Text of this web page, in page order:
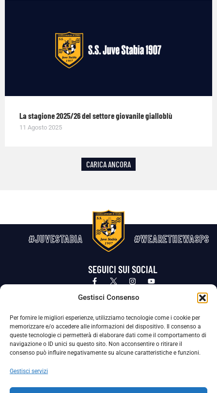
Gestisci Consenso
Per fornire le migliori esperienze, utilizziamo tecnologie come i cookie per
memorizzare e/o accedere alle informazioni del dispositivo. Il consenso a
queste tecnologie ci permetterà di elaborare dati come il comportamento di
navigazione o ID unici su questo sito. Non acconsentire o ritirare il
consenso può influire negativamente su alcune caratteristiche e funzioni.
Gestisci servizi
La stagione 2025/26 del settore giovanile gialloblù
11 Agosto 2025
CARICA ANCORA
#JUVESTABIA #WEARETHEWASPS
SEGUICI SUI SOCIAL
Privacy Policy Cookie Policy
La Società ha nominato il Responsabile della Protezione dei Dati Personali (DPO), figura specializzata che vigila sulle modalità
adottate dalla nostra Società per tutelare i Suoi dati personali.
Per contattare il DPO può scrivere a